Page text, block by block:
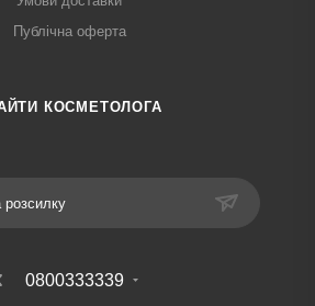
Публічна оферта
КОСМЕТОЛОГА
розсилку
0800333339